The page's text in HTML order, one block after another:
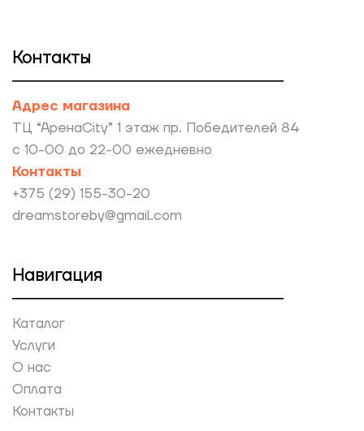
Контакты
Адрес магазина
ТЦ “АренаCity” 1 этаж пр. Победителей 84
с 10-00 до 22-00 ежедневно
Контакты
+375 (29) 155-30-20
dreamstoreby@gmail.com
Навигация
Каталог
Услуги
О нас
Оплата
Контакты